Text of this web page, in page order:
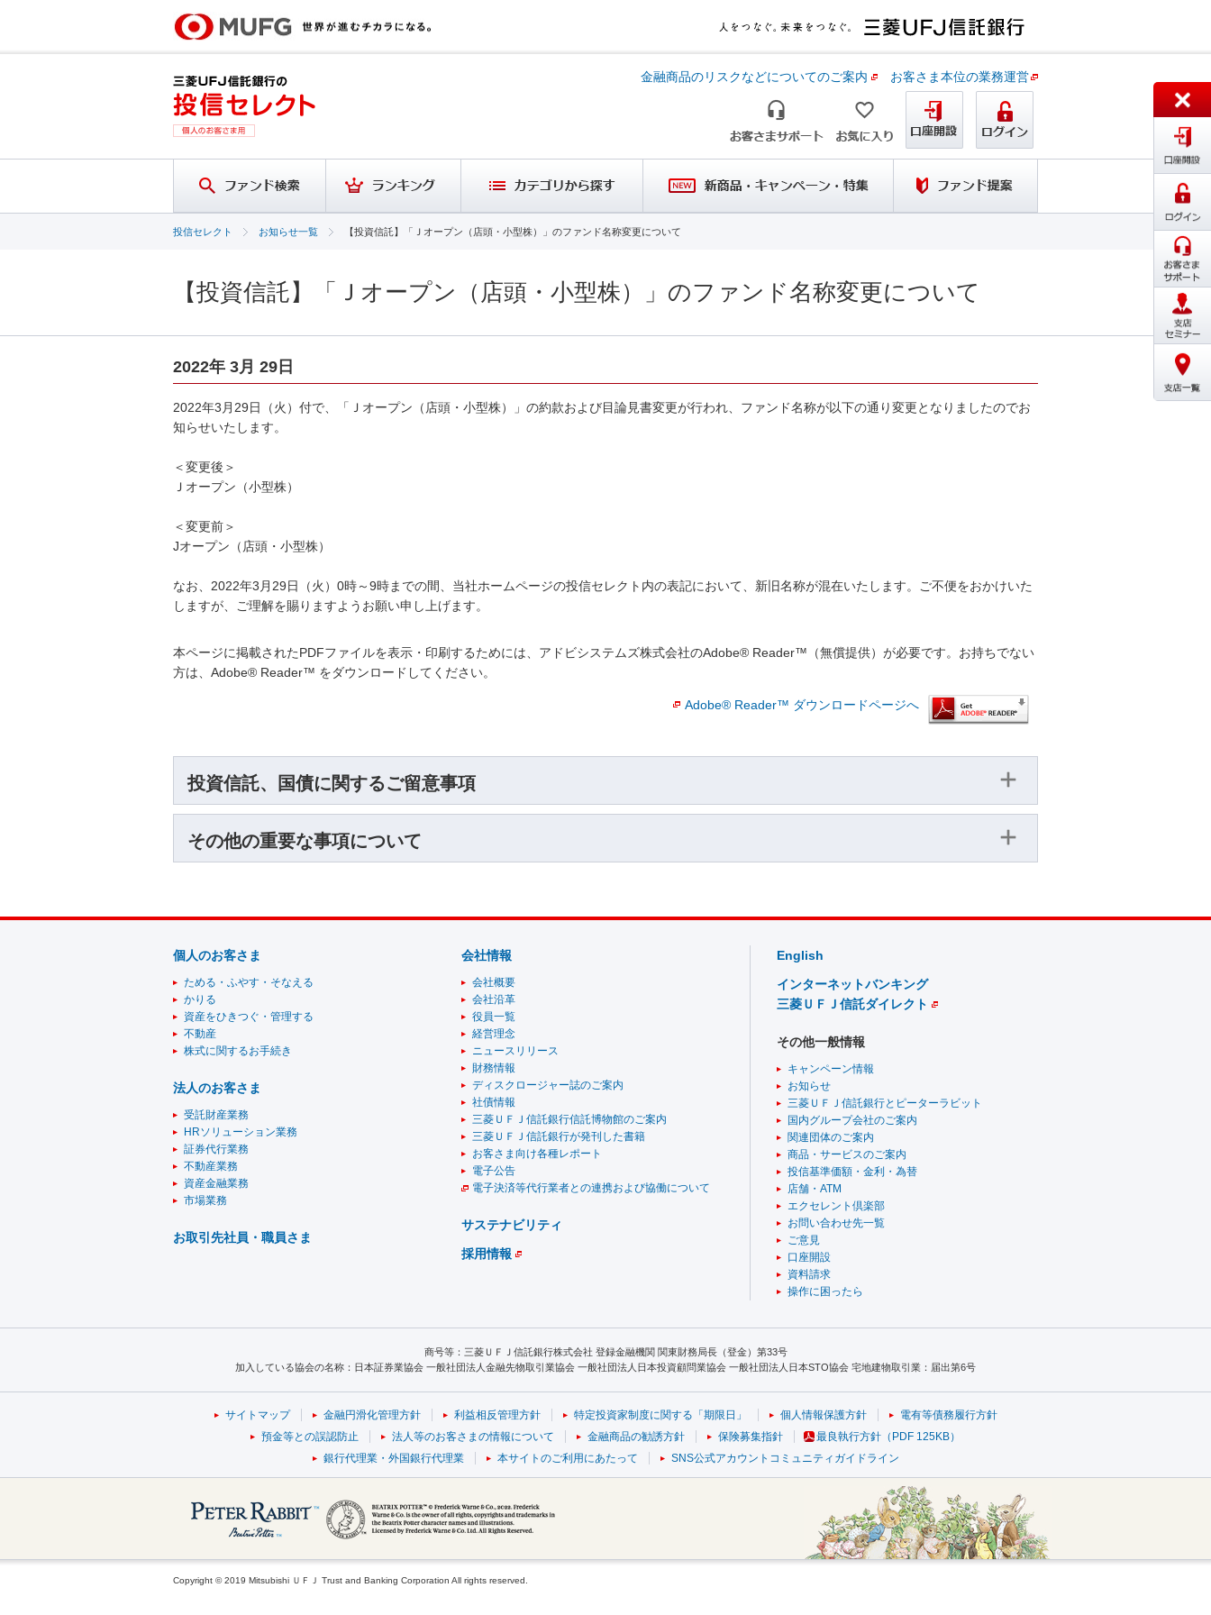
金融商品のリスクなどについてのご案内 お客さま本位の業務運営
投信セレクト お知らせ一覧 【投資信託】「Ｊオープン（店頭・小型株）」のファンド名称変更について
【投資信託】「Ｊオープン（店頭・小型株）」のファンド名称変更について
2022年 3月 29日
2022年3月29日（火）付で、「Ｊオープン（店頭・小型株）」の約款および目論見書変更が行われ、ファンド名称が以下の通り変更となりましたのでお
知らせいたします。
＜変更後＞
Ｊオープン（小型株）
＜変更前＞
Jオープン（店頭・小型株）
なお、2022年3月29日（火）0時～9時までの間、当社ホームページの投信セレクト内の表記において、新旧名称が混在いたします。ご不便をおかけいた
しますが、ご理解を賜りますようお願い申し上げます。
本ページに掲載されたPDFファイルを表示・印刷するためには、アドビシステムズ株式会社のAdobe® Reader™（無償提供）が必要です。お持ちでない
方は、Adobe® Reader™ をダウンロードしてください。
Adobe® Reader™ ダウンロードページへ
投資信託、国債に関するご留意事項
その他の重要な事項について
個人のお客さま
ためる・ふやす・そなえる
かりる
資産をひきつぐ・管理する
不動産
株式に関するお手続き
法人のお客さま
受託財産業務
HRソリューション業務
証券代行業務
不動産業務
資産金融業務
市場業務
お取引先社員・職員さま
会社情報
会社概要
会社沿革
役員一覧
経営理念
ニュースリリース
財務情報
ディスクロージャー誌のご案内
社債情報
三菱ＵＦＪ信託銀行信託博物館のご案内
三菱ＵＦＪ信託銀行が発刊した書籍
お客さま向け各種レポート
電子公告
電子決済等代行業者との連携および協働について
サステナビリティ
採用情報
English
インターネットバンキング
三菱ＵＦＪ信託ダイレクト
その他一般情報
キャンペーン情報
お知らせ
三菱ＵＦＪ信託銀行とピーターラビット
国内グループ会社のご案内
関連団体のご案内
商品・サービスのご案内
投信基準価額・金利・為替
店舗・ATM
エクセレント倶楽部
お問い合わせ先一覧
ご意見
口座開設
資料請求
操作に困ったら
商号等：三菱ＵＦＪ信託銀行株式会社 登録金融機関 関東財務局長（登金）第33号
加入している協会の名称：日本証券業協会 一般社団法人金融先物取引業協会 一般社団法人日本投資顧問業協会 一般社団法人日本STO協会 宅地建物取引業：届出第6号
サイトマップ 金融円滑化管理方針 利益相反管理方針 特定投資家制度に関する「期限日」 個人情報保護方針
電有等債務履行方針
預金等との誤認防止
法人等のお客さまの情報について 金融商品の勧誘方針 保険募集指針
最良執行方針（PDF 125KB）
銀行代理業・外国銀行代理業
本サイトのご利用にあたって SNS公式アカウントコミュニティガイドライン
Copyright © 2019 Mitsubishi ＵＦＪ Trust and Banking Corporation All rights reserved.